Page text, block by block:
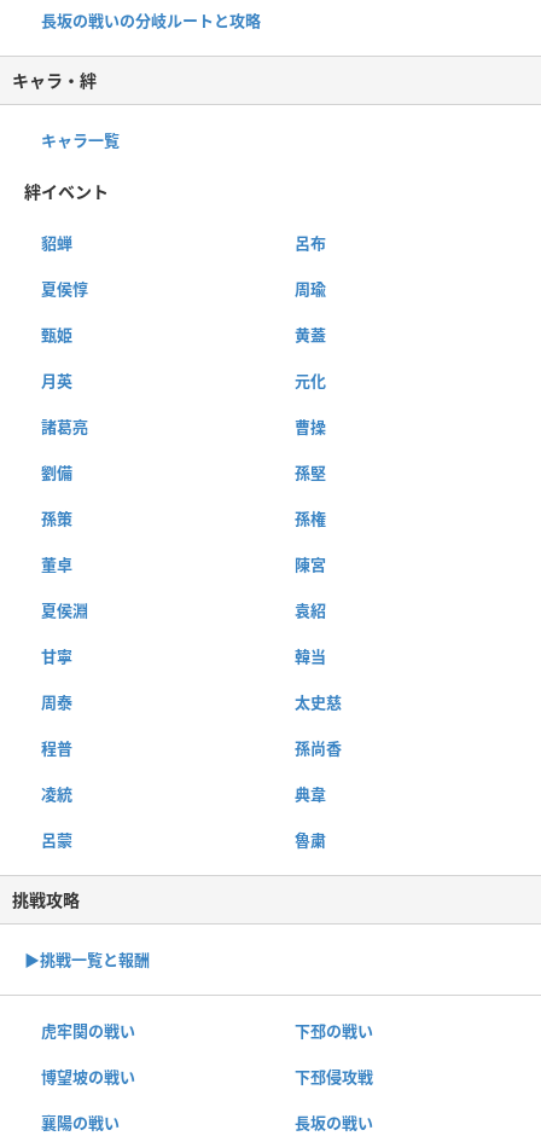
長坂の戦いの分岐ルートと攻略
キャラ・絆
キャラ一覧
絆イベント
貂蝉 呂布
夏侯惇 周瑜
甄姫 黄蓋
月英 元化
諸葛亮 曹操
劉備 孫堅
孫策 孫権
董卓 陳宮
夏侯淵 袁紹
甘寧 韓当
周泰 太史慈
程普 孫尚香
凌統 典韋
呂蒙 魯粛
挑戦攻略
▶︎挑戦一覧と報酬
虎牢関の戦い 下邳の戦い
博望坡の戦い 下邳侵攻戦
襄陽の戦い 長坂の戦い